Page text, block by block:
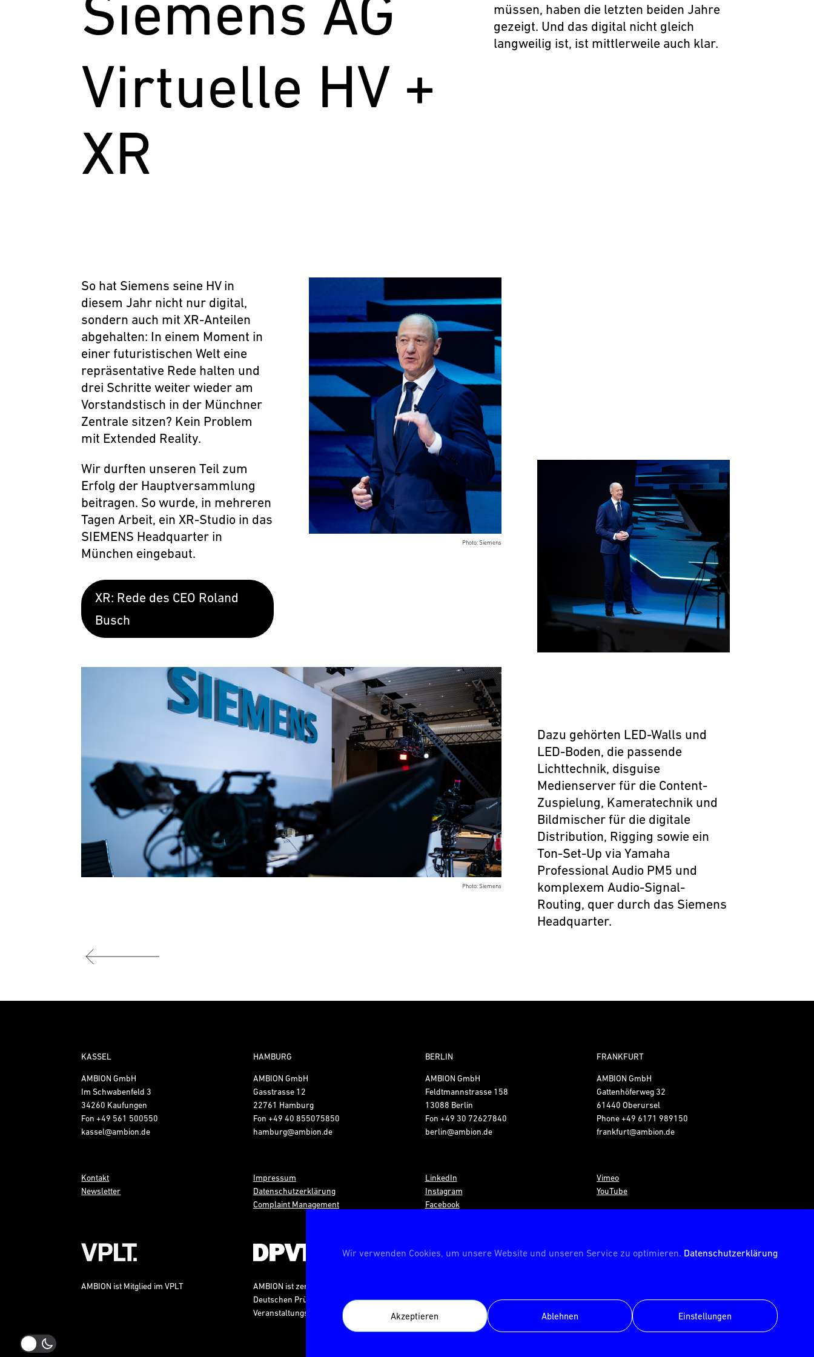
Wir verwenden Cookies, um unsere Website und unseren Service zu optimieren. Datenschutzerklärung
Akzeptieren Ablehnen Einstellungen
Virtuelle HV +
XR
müssen, haben die letzten beiden Jahre
gezeigt. Und das digital nicht gleich
langweilig ist, ist mittlerweile auch klar.
So hat Siemens seine HV in
diesem Jahr nicht nur digital,
sondern auch mit XR-Anteilen
abgehalten: In einem Moment in
einer futuristischen Welt eine
repräsentative Rede halten und
drei Schritte weiter wieder am
Vorstandstisch in der Münchner
Zentrale sitzen? Kein Problem
mit Extended Reality.
Wir durften unseren Teil zum
Erfolg der Hauptversammlung
beitragen. So wurde, in mehreren
Tagen Arbeit, ein XR-Studio in das
SIEMENS Headquarter in
München eingebaut.
XR: Rede des CEO Roland
Busch
Photo: Siemens
Photo: Siemens
Dazu gehörten LED-Walls und
LED-Boden, die passende
Lichttechnik, disguise
Medienserver für die Content-
Zuspielung, Kameratechnik und
Bildmischer für die digitale
Distribution, Rigging sowie ein
Ton-Set-Up via Yamaha
Professional Audio PM5 und
komplexem Audio-Signal-
Routing, quer durch das Siemens
Headquarter.
KASSEL
AMBION GmbH
Im Schwabenfeld 3
34260 Kaufungen
Fon+49 561 500550
kassel@ambion.de
HAMBURG
AMBION GmbH
Gasstrasse 12
22761 Hamburg
Fon +49 40 855075850
hamburg@ambion.de
BERLIN
AMBION GmbH
Feldtmannstrasse 158
13088 Berlin
Fon +49 30 72627840
berlin@ambion.de
FRANKFURT
AMBION GmbH
Gattenhöferweg 32
61440 Oberursel
Phone+49 6171 989150
frankfurt@ambion.de
Kontakt
Newsletter
Impressum
Datenschutzerklärung
Complaint Management
LinkedIn
Instagram
Facebook
Vimeo
YouTube
AMBION ist Mitglied im VPLT
AMBION ist zertifiziert von der
Deutschen Prüfstelle für
Veranstaltungstechnik
© AMBION GmbH 2026